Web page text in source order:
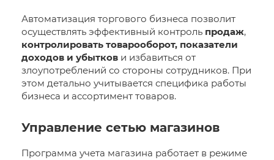
Автоматизация торгового бизнеса позволит
осуществлять эффективный контроль продаж,
контролировать товарооборот, показатели
доходов и убытков и избавиться от
злоупотреблений со стороны сотрудников. При
этом детально учитывается специфика работы
бизнеса и ассортимент товаров.
Управление сетью магазинов
Программа учета магазина работает в режиме